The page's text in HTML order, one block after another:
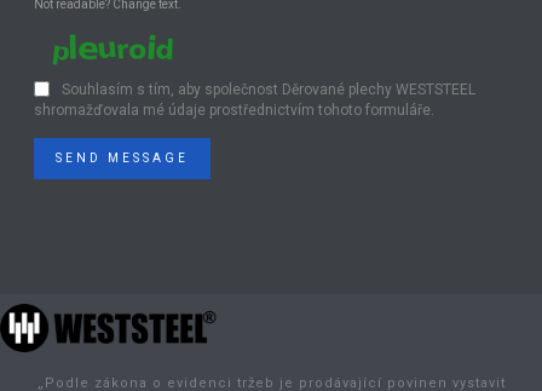
Not readable? Change text.
Souhlasím s tím, aby společnost Děrované plechy WESTSTEEL
shromažďovala mé údaje prostřednictvím tohoto formuláře.
SEND MESSAGE
„Podle zákona o evidenci tržeb je prodávající povinen vystavit